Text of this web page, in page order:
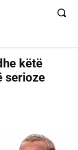
këtë
serioze